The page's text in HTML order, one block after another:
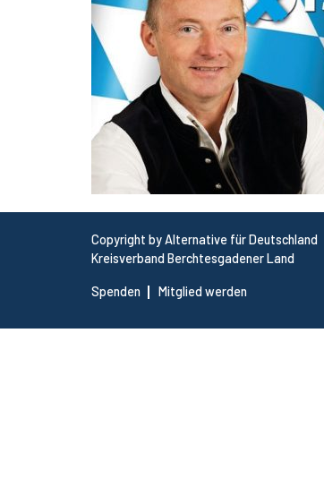
Copyright by Alternative für Deutschland
Kreisverband Berchtesgadener Land
Spenden Mitglied werden